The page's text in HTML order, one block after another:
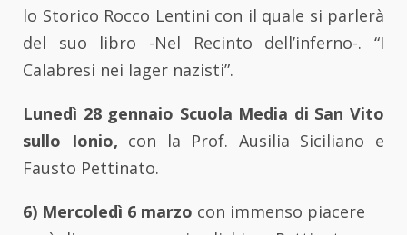
lo Storico Rocco Lentini con il quale si parlerà
del suo libro -Nel Recinto dell’inferno-. “I
Calabresi nei lager nazisti”.
Lunedì 28 gennaio Scuola Media di San Vito
sullo Ionio, con la Prof. Ausilia Siciliano e
Fausto Pettinato.
6) Mercoledì 6 marzo con immenso piacere